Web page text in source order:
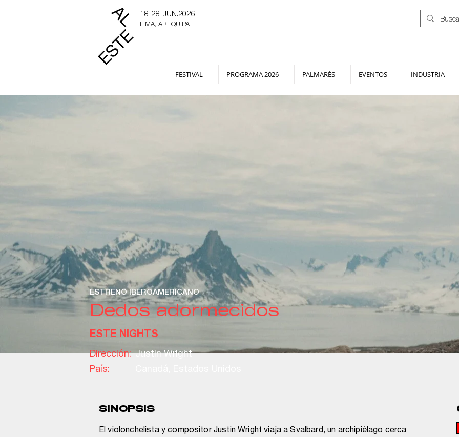
18-28. JUN.2026
LIMA, AREQUIPA
FESTIVAL PROGRAMA 2026 PALMARÉS EVENTOS INDUSTRIA
ESTRENO IBEROAMERICANO
Dedos adormecidos
ESTE NIGHTS
Dirección: Justin Wright
País:
SINOPSIS
El violonchelista y compositor Justin Wright viaja a Svalbard, un archipiélago cerca